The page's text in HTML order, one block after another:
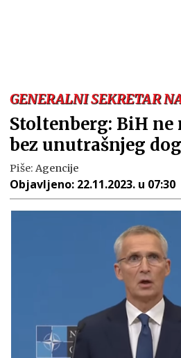
GENERALNI SEKRETAR
Stoltenberg: BiH ne
bez unutrašnjeg
Piše: Agencije
Objavljeno: 22.11.2023. u 07:30